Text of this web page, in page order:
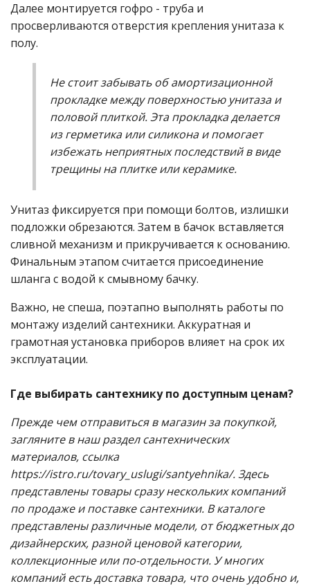
Далее монтируется гофро - труба и
просверливаются отверстия крепления унитаза к
полу.
Не стоит забывать об амортизационной
прокладке между поверхностью унитаза и
половой плиткой. Эта прокладка делается
из герметика или силикона и помогает
избежать неприятных последствий в виде
трещины на плитке или керамике.
Унитаз фиксируется при помощи болтов, излишки
подложки обрезаются. Затем в бачок вставляется
сливной механизм и прикручивается к основанию.
Финальным этапом считается присоединение
шланга с водой к смывному бачку.
Важно, не спеша, поэтапно выполнять работы по
монтажу изделий сантехники. Аккуратная и
грамотная установка приборов влияет на срок их
эксплуатации.
Где выбирать сантехнику по доступным ценам?
Прежде чем отправиться в магазин за покупкой,
загляните в наш раздел сантехнических
материалов, ссылка
https://istro.ru/tovary_uslugi/santyehnika/. Здесь
представлены товары сразу нескольких компаний
по продаже и поставке сантехники. В каталоге
представлены различные модели, от бюджетных до
дизайнерских, разной ценовой категории,
коллекционные или по-отдельности. У многих
компаний есть доставка товара, что очень удобно и,